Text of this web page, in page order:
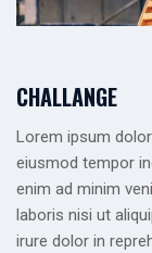
CHALLANGE
Lorem ipsum
eiusmod tempor
enim ad minim
laboris nisi ut
irure dolor in